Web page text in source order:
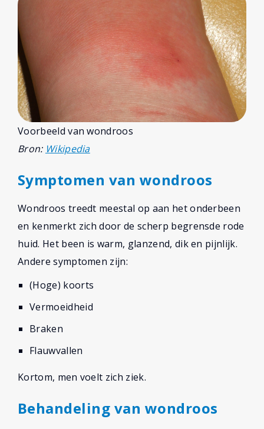
Voorbeeld van wondroos
Bron: Wikipedia
Symptomen van wondroos
Wondroos treedt meestal op aan het onderbeen
en kenmerkt zich door de scherp begrensde rode
huid. Het been is warm, glanzend, dik en pijnlijk.
Andere symptomen zijn:
(Hoge) koorts
Vermoeidheid
Braken
Flauwvallen
Kortom, men voelt zich ziek.
Behandeling van wondroos